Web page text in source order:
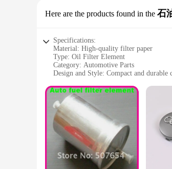
Here are the products found in the 石
Specifications:
Material: High-quality filter paper
Type: Oil Filter Element
Category: Automotive Parts
Design and Style: Compact and durable
Performance and Property: Ensures
Parts and Accessories: Available as a set
Features:
|Audi A4 B6 オイルエレメント|
**Ensuring Engine Health and
The Audi A4 B6 Oil Filter Element is
direct replacement for the original
entering the engine and causing